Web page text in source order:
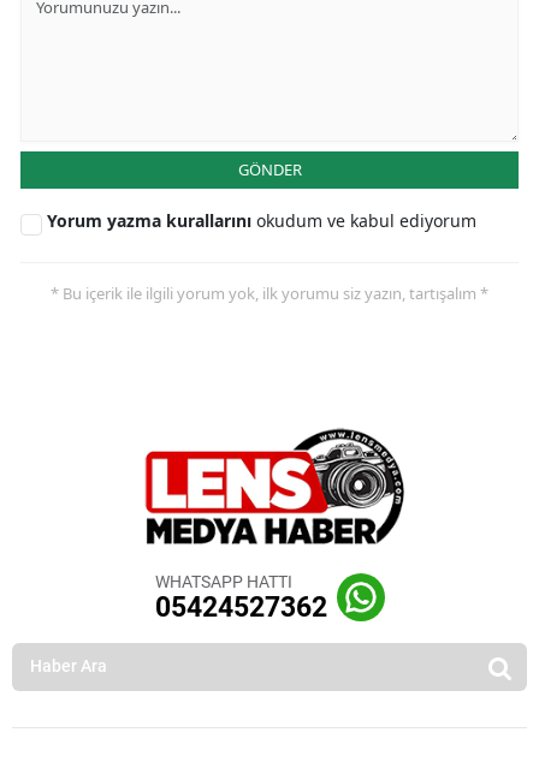
GÖNDER
Yorum yazma kurallarını okudum ve kabul ediyorum
* Bu içerik ile ilgili yorum yok, ilk yorumu siz yazın, tartışalım *
WHATSAPP HATTI
05424527362